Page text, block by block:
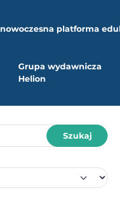
nowoczesna platforma
Grupa wydawnicza
Helion
Szukaj